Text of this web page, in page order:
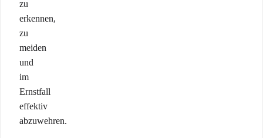
zu
erkennen,
zu
meiden
und
im
Ernstfall
effektiv
abzuwehren.